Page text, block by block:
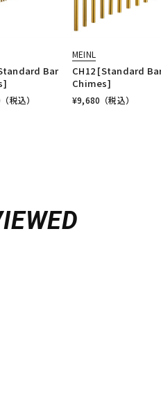
Bar
（税込）
MEINL
CH12 [Standard
Chimes]
¥9,680 （税込）